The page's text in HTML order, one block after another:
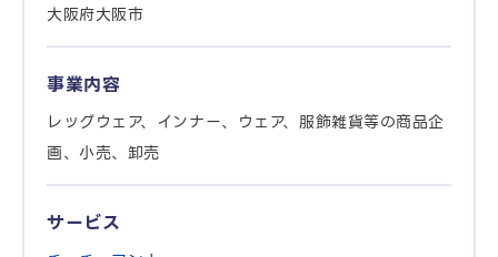
大阪府大阪市
事業内容
レッグウェア、インナー、ウェア、服飾雑貨等の商品企
画、小売、卸売
サービス